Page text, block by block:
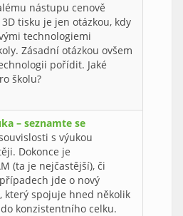
nástupu cenově
tisku je jen otázkou, kdy
technologiemi
Zásadní otázkou ovšem
pořídit. Jaké
školu?
– seznamte se
s výukou
Dokonce je
(ta je nejčastější), či
případech jde o nový
který spojuje hned několik
konzistentního celku.